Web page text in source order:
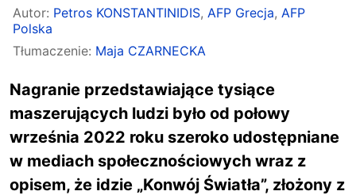
Autor: Petros KONSTANTINIDIS, AFP Grecja, AFP
Polska
Tłumaczenie: Maja CZARNECKA
Nagranie przedstawiające tysiące
maszerujących ludzi było od połowy
września 2022 roku szeroko udostępniane
w mediach społecznościowych wraz z
opisem, że idzie „Konwój Światła”, złożony z